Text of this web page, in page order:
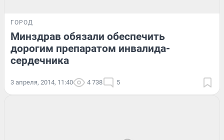
ГОРОД
Минздрав обязали обеспечить
дорогим препаратом инвалида-
сердечника
3 апреля, 2014, 11:40 4 738 5